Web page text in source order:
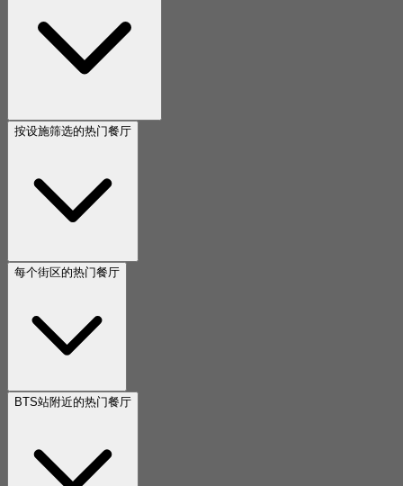
按设施筛选的热门餐厅
每个街区的热门餐厅
BTS站附近的热门餐厅